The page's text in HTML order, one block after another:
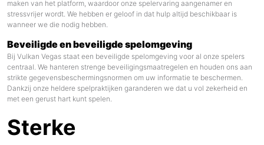
maken van het platform, waardoor onze spelervaring aangenamer en
stressvrijer wordt. We hebben er geloof in dat hulp altijd beschikbaar is
wanneer we die nodig hebben.
Beveiligde en beveiligde spelomgeving
Bij Vulkan Vegas staat een beveiligde spelomgeving voor al onze spelers
centraal. We hanteren strenge beveiligingsmaatregelen en houden ons aan
strikte gegevensbeschermingsnormen om uw informatie te beschermen.
Dankzij onze heldere spelpraktijken garanderen we dat u vol zekerheid en
met een gerust hart kunt spelen.
Sterke